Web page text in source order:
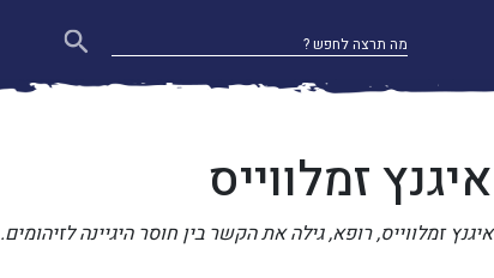
איגנץ זמלווייס
איגנץ זמלווייס, רופא, גילה את הקשר בין חוסר היגיינה לזיהומים.